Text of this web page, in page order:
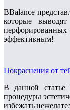
BBalance
которые
эффективным!
Покраснения от
В данной статье
процедуры
избежать